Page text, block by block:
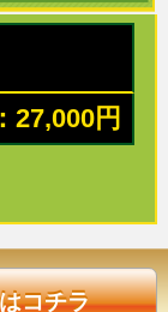
27,000円
コチラ